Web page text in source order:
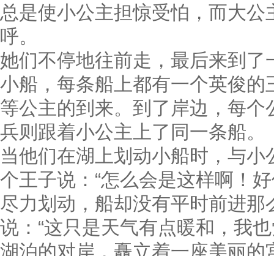
总是使小公主担惊受怕，而大
呼。
她们不停地往前走，最后来到
小船，每条船上都有一个英俊
等公主的到来。到了岸边，每
兵则跟着小公主上了同一条船。
当他们在湖上划动小船时，与
个王子说：“怎么会是这样啊！
尽力划动，船却没有平时前进那
说：“这只是天气有点暖和 ，我
湖泊的对岸，矗立着一座美丽